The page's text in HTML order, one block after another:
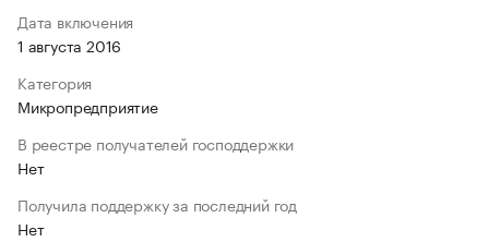
Дата включения
1 августа 2016
Категория
Микропредприятие
В реестре получателей господдержки
Нет
Получила поддержку за последний год
Нет